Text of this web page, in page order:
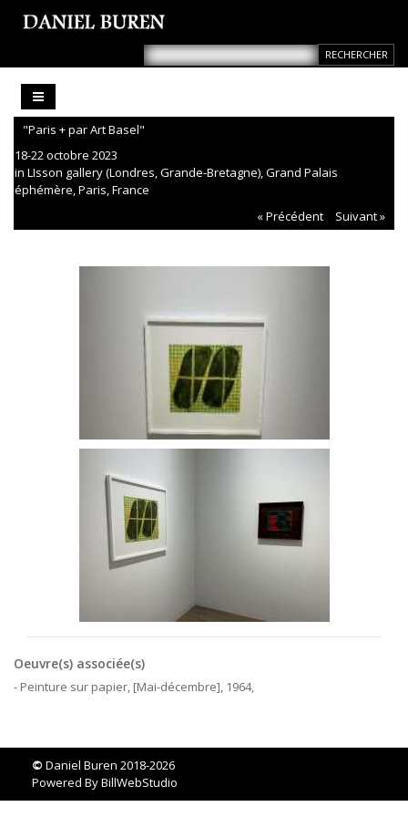
"Paris + par Art Basel"
18-22 octobre 2023
in LIsson gallery (Londres, Grande-Bretagne), Grand Palais
éphémère, Paris, France
« Précédent
Suivant »
Oeuvre(s) associée(s)
- Peinture sur papier, [Mai-décembre], 1964,
© Daniel Buren 2018-2026
Powered ByBillWebStudio